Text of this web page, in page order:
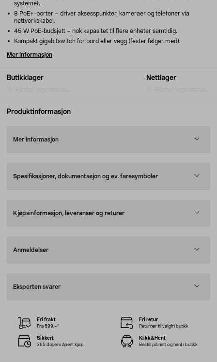
Butikklager Nettlager
systemet.
8 PoE+-porter – driver aksesspunkter, kameraer og telefoner via
nettverkskabel.
45 W PoE-budsjett – nok kapasitet til flere enheter samtidig.
Kompakt gigabitswitch for bord eller vegg (fester følger med).
Mer informasjon
Produktinformasjon
Mer informasjon
Spesifikasjoner, dokumentasjon og ev. faresymboler
Kjøpsinformasjon, leveranser og returer
Anmeldelser
Eksperten svarer
Fri frakt
Fra 599,–*
Fri retur
Returner til valgfri butikk
Sikkert
365 dagers åpent kjøp
Klikk&Hent
Bestill på nett og hent i butikk